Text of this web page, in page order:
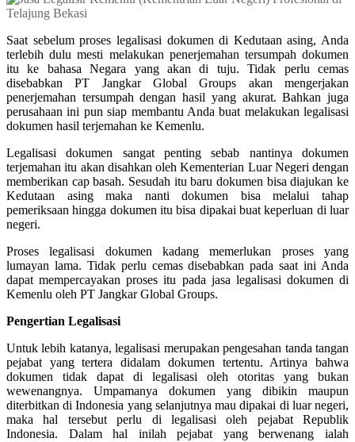
Saat sebelum proses legalisasi dokumen di Kedutaan asing, Anda
terlebih dulu mesti melakukan penerjemahan tersumpah dokumen
itu ke bahasa Negara yang akan di tuju. Tidak perlu cemas
disebabkan PT Jangkar Global Groups akan mengerjakan
penerjemahan tersumpah dengan hasil yang akurat. Bahkan juga
perusahaan ini pun siap membantu Anda buat melakukan legalisasi
dokumen hasil terjemahan ke Kemenlu.
Legalisasi dokumen sangat penting sebab nantinya dokumen
terjemahan itu akan disahkan oleh Kementerian Luar Negeri dengan
memberikan cap basah. Sesudah itu baru dokumen bisa diajukan ke
Kedutaan asing maka nanti dokumen bisa melalui tahap
pemeriksaan hingga dokumen itu bisa dipakai buat keperluan di luar
negeri.
Proses legalisasi dokumen kadang memerlukan proses yang
lumayan lama. Tidak perlu cemas disebabkan pada saat ini Anda
dapat mempercayakan proses itu pada jasa legalisasi dokumen di
Kemenlu oleh PT Jangkar Global Groups.
Pengertian Legalisasi
Untuk lebih katanya, legalisasi merupakan pengesahan tanda tangan
pejabat yang tertera didalam dokumen tertentu. Artinya bahwa
dokumen tidak dapat di legalisasi oleh otoritas yang bukan
wewenangnya. Umpamanya dokumen yang dibikin maupun
diterbitkan di Indonesia yang selanjutnya mau dipakai di luar negeri,
maka hal tersebut perlu di legalisasi oleh pejabat Republik
Indonesia. Dalam hal inilah pejabat yang berwenang ialah